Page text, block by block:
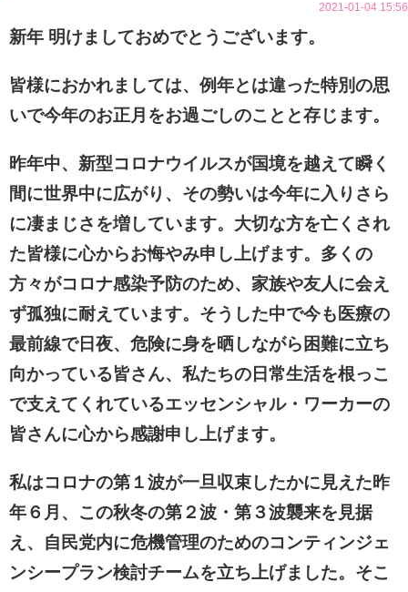
2021-01-04 15:56
新年 明けましておめでとうございます。
皆様におかれましては、例年とは違った特別の思
いで今年のお正月をお過ごしのことと存じます。
昨年中、新型コロナウイルスが国境を越えて瞬く
間に世界中に広がり、その勢いは今年に入りさら
に凄まじさを増しています。大切な方を亡くされ
た皆様に心からお悔やみ申し上げます。多くの
方々がコロナ感染予防のため、家族や友人に会え
ず孤独に耐えています。そうした中で今も医療の
最前線で日夜、危険に身を晒しながら困難に立ち
向かっている皆さん、私たちの日常生活を根っこ
で支えてくれているエッセンシャル・ワーカーの
皆さんに心から感謝申し上げます。
私はコロナの第１波が一旦収束したかに見えた昨
年６月、この秋冬の第２波・第３波襲来を見据
え、自民党内に危機管理のためのコンティンジェ
ンシープラン検討チームを立ち上げました。そこ